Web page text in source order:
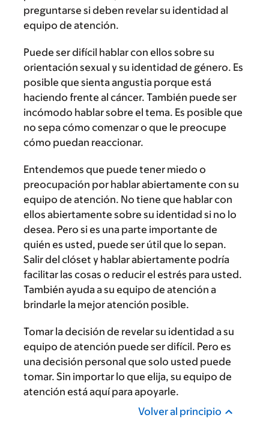
preguntarse si deben revelar su identidad al
equipo de atención.
Puede ser difícil hablar con ellos sobre su
orientación sexual y su identidad de género. Es
posible que sienta angustia porque está
haciendo frente al cáncer. También puede ser
incómodo hablar sobre el tema. Es posible que
no sepa cómo comenzar o que le preocupe
cómo puedan reaccionar.
Entendemos que puede tener miedo o
preocupación por hablar abiertamente con su
equipo de atención. No tiene que hablar con
ellos abiertamente sobre su identidad si no lo
desea. Pero si es una parte importante de
quién es usted, puede ser útil que lo sepan.
Salir del clóset y hablar abiertamente podría
facilitar las cosas o reducir el estrés para usted.
También ayuda a su equipo de atención a
brindarle la mejor atención posible.
Tomar la decisión de revelar su identidad a su
equipo de atención puede ser difícil. Pero es
una decisión personal que solo usted puede
tomar. Sin importar lo que elija, su equipo de
atención está aquí para apoyarle.
Volver al principio